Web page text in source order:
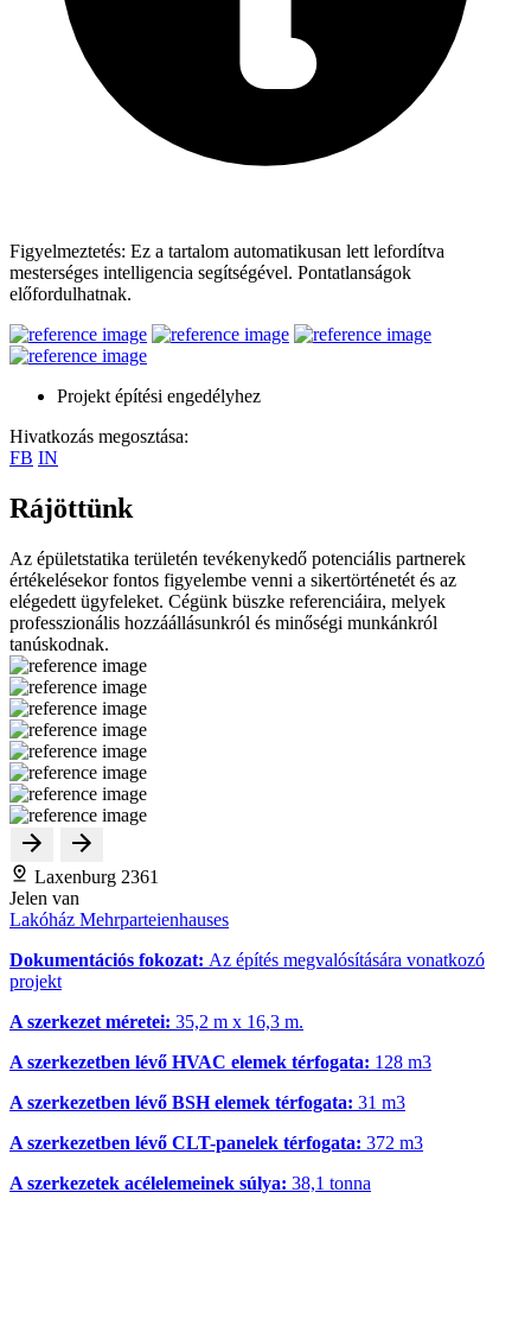
Figyelmeztetés: Ez a tartalom automatikusan lett lefordítva
mesterséges intelligencia segítségével. Pontatlanságok
előfordulhatnak.
Projekt építési engedélyhez
Hivatkozás megosztása:
FB IN
Rájöttünk
Az épületstatika területén tevékenykedő potenciális partnerek
értékelésekor fontos figyelembe venni a sikertörténetét és az
elégedett ügyfeleket. Cégünk büszke referenciáira, melyek
professzionális hozzáállásunkról és minőségi munkánkról
tanúskodnak.
Laxenburg 2361
Jelen van
Lakóház Mehrparteienhauses
Dokumentációs fokozat: Az építés megvalósítására vonatkozó
projekt
A szerkezet méretei: 35,2 m x 16,3 m.
A szerkezetben lévő HVAC elemek térfogata: 128 m3
A szerkezetben lévő BSH elemek térfogata: 31 m3
A szerkezetben lévő CLT-panelek térfogata: 372 m3
A szerkezetek acélelemeinek súlya: 38,1 tonna